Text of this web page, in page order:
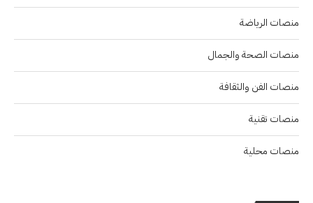
منصات الرياضة
منصات الصحة والجمال
منصات الفن والثقافة
منصات تقنية
منصات محلية